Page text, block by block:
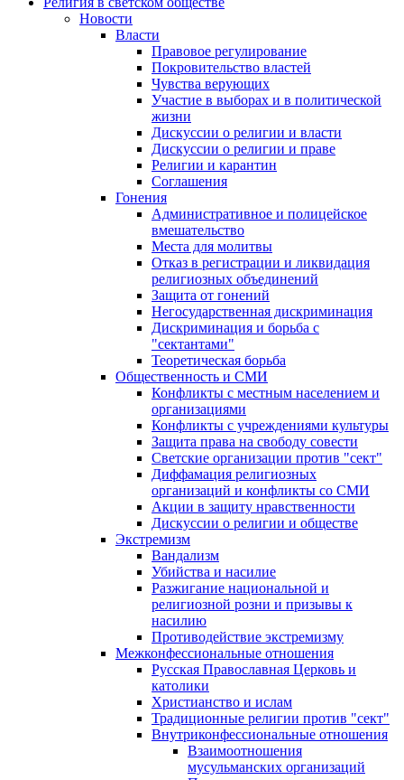
Новости
Власти
Правовое регулирование
Покровительство властей
Чувства верующих
Участие в выборах и в политической
жизни
Дискуссии о религии и власти
Дискуссии о религии и праве
Религии и карантин
Соглашения
Гонения
Административное и полицейское
вмешательство
Места для молитвы
Отказ в регистрации и ликвидация
религиозных объединений
Защита от гонений
Негосударственная дискриминация
Дискриминация и борьба с
"сектантами"
Теоретическая борьба
Общественность и СМИ
Конфликты с местным населением и
организациями
Конфликты с учреждениями культуры
Защита права на свободу совести
Светские организации против "сект"
Диффамация религиозных
организаций и конфликты со СМИ
Акции в защиту нравственности
Дискуссии о религии и обществе
Экстремизм
Вандализм
Убийства и насилие
Разжигание национальной и
религиозной розни и призывы к
насилию
Противодействие экстремизму
Межконфессиональные отношения
Русская Православная Церковь и
католики
Христианство и ислам
Традиционные религии против "сект"
Внутриконфессиональные отношения
Взаимоотношения
мусульманских организаций